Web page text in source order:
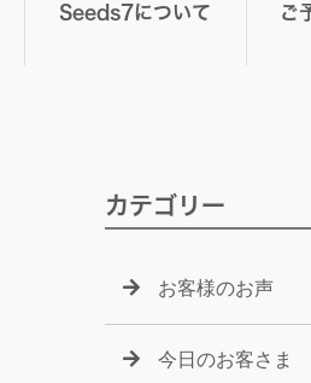
Seeds7について
ご
カテゴリー
お客様のお声
今日のお客さま